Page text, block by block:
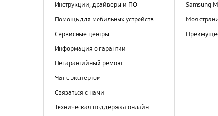
Инструкции, драйверы и ПО
Помощь для мобильных устройств
Сервисные центры
Информация о гарантии
Негарантийный ремонт
Чат с экспертом
Связаться с нами
Техническая поддержка онлайн
Samsung
Моя